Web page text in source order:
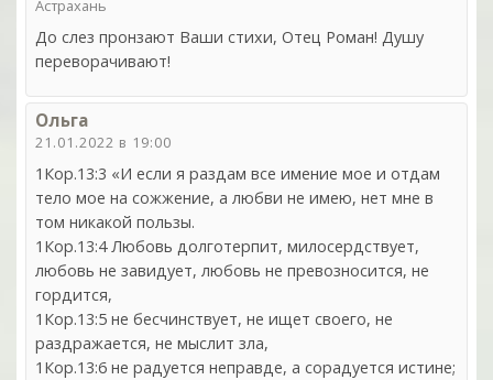
Астрахань
До слез пронзают Ваши стихи, Отец Роман! Душу
переворачивают!
Ольга
21.01.2022 в 19:00
1Кор.13:3 «И если я раздам все имение мое и отдам
тело мое на сожжение, а любви не имею, нет мне в
том никакой пользы.
1Кор.13:4 Любовь долготерпит, милосердствует,
любовь не завидует, любовь не превозносится, не
гордится,
1Кор.13:5 не бесчинствует, не ищет своего, не
раздражается, не мыслит зла,
1Кор.13:6 не радуется неправде, а сорадуется истине;